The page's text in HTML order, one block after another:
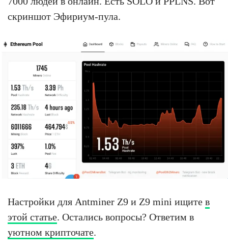
скриншот Эфириум-пула.
Настройки для Antminer Z9 и Z9 mini ищите в
этой статье. Остались вопросы? Ответим в
уютном крипточате.